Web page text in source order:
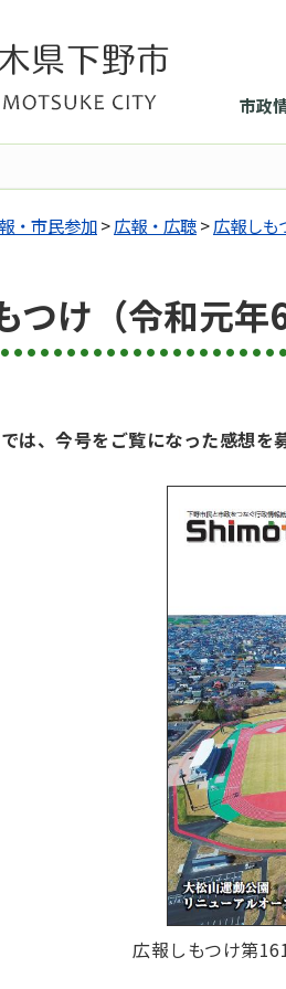
市政
・市民参加>広報・広聴>広報しも
つけ（令和元年
は、今号をご覧になった感想
広報しもつけ第